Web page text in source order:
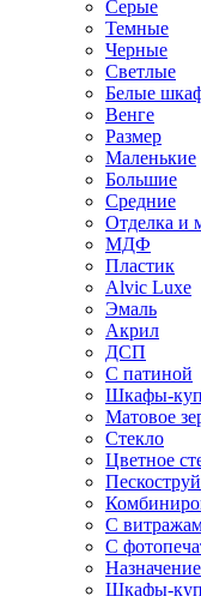
Серые
Темные
Черные
Светлые
Белые
Венге
Размер
Маленькие
Большие
Средние
Отделка и
МДФ
Пластик
Alvic Luxe
Эмаль
Акрил
ДСП
С патиной
Шкафы-
Матовое
Стекло
Цветное
Пескоструй
С
С
Назначение
Шкафы-